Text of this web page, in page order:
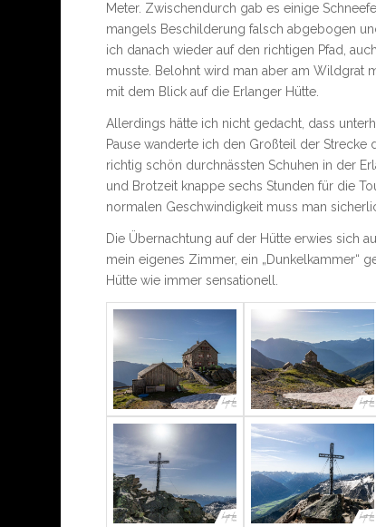
Meter. Zwischendurch gab es einige
mangels Beschilderung falsch abgebogen
ich danach wieder auf den richtigen Pfad,
musste. Belohnt wird man aber am Wildgrat
mit dem Blick auf die Erlanger Hütte.
Allerdings hätte ich nicht gedacht, dass
Pause wanderte ich den Großteil der
richtig schön durchnässten Schuhen in der
und Brotzeit knappe sechs Stunden für die
normalen Geschwindigkeit muss man
Die Übernachtung auf der Hütte erwies sich
mein eigenes Zimmer, ein „Dunkelkammer“
Hütte wie immer sensationell.